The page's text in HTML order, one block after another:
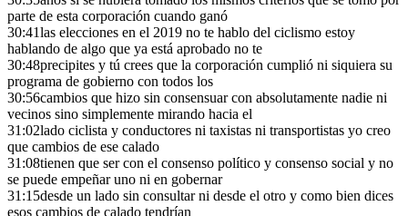
parte de esta corporación cuando ganó
30:41las elecciones en el 2019 no te hablo del ciclismo estoy
hablando de algo que ya está aprobado no te
30:48precipites y tú crees que la corporación cumplió ni siquiera su
programa de gobierno con todos los
30:56cambios que hizo sin consensuar con absolutamente nadie ni
vecinos sino simplemente mirando hacia el
31:02lado ciclista y conductores ni taxistas ni transportistas yo creo
que cambios de ese calado
31:08tienen que ser con el consenso político y consenso social y no
se puede empeñar uno ni en gobernar
31:15desde un lado sin consultar ni desde el otro y como bien dices
esos cambios de calado tendrían